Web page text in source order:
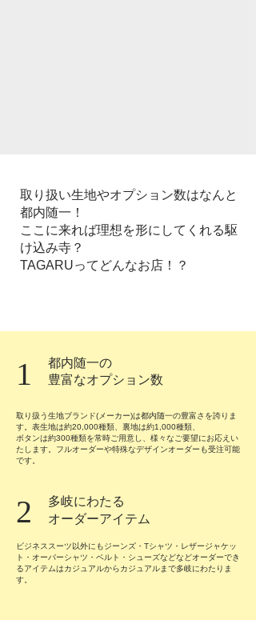
取り扱い生地やオプション数はなんと
都内随一！
ここに来れば理想を形にしてくれる駆
け込み寺？
TAGARUってどんなお店！？
1
都内随一の
​豊富なオプション数
取り扱う生地ブランド(メーカー)は都内随一の豊富さを誇りま
す。表生地は約20,000種類、裏地は約1,000種類
ボタンは約300種類を常時ご用意し、様々なご要望にお応えい
たします 。フルオーダーや特殊なデザインオーダーも受注可能
です。
2
多岐にわたる
​オーダーアイテム
ビジネススーツ以外にもジーンズ・Tシャツ・レザージャケッ
ト・オーバーシャツ・ベルト・シューズなどなどオーダーでき
るアイテムはカジュアルからカジュアルまで多岐にわたりま
す。